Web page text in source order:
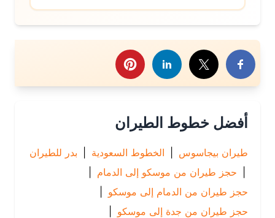
هذا الموضوع
أفضل خطوط الطيران
طيران بيجاسوس | الخطوط السعودية | بدر للطيران
حجز طيران من موسكو إلى الدمام
|
حجز طيران من الدمام إلى موسكو |
حجز طيران من جدة إلى موسكو |